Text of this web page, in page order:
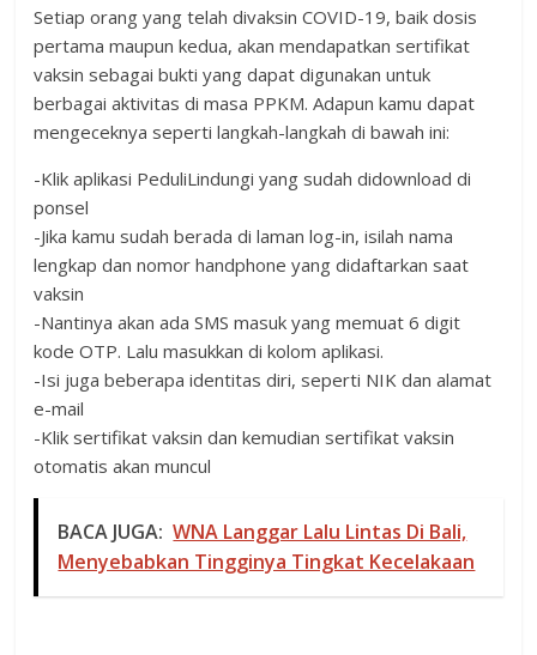
Setiap orang yang telah divaksin COVID-19, baik dosis
pertama maupun kedua, akan mendapatkan sertifikat
vaksin sebagai bukti yang dapat digunakan untuk
berbagai aktivitas di masa PPKM. Adapun kamu dapat
mengeceknya seperti langkah-langkah di bawah ini:
-Klik aplikasi PeduliLindungi yang sudah didownload di
ponsel
-Jika kamu sudah berada di laman log-in, isilah nama
lengkap dan nomor handphone yang didaftarkan saat
vaksin
-Nantinya akan ada SMS masuk yang memuat 6 digit
kode OTP. Lalu masukkan di kolom aplikasi.
-Isi juga beberapa identitas diri, seperti NIK dan alamat
e-mail
-Klik sertifikat vaksin dan kemudian sertifikat vaksin
otomatis akan muncul
BACA JUGA: WNA Langgar Lalu Lintas Di Bali,
Menyebabkan Tingginya Tingkat Kecelakaan